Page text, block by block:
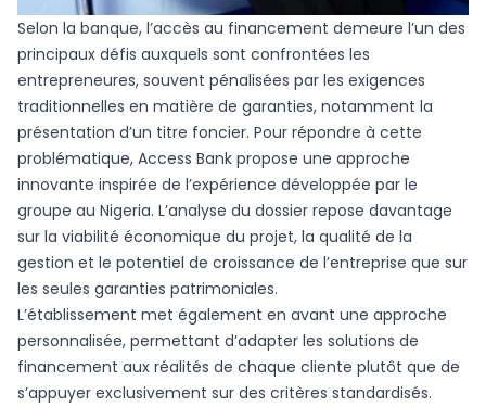
Selon la banque, l’accès au financement demeure l’un des
principaux défis auxquels sont confrontées les
entrepreneures, souvent pénalisées par les exigences
traditionnelles en matière de garanties, notamment la
présentation d’un titre foncier. Pour répondre à cette
problématique, Access Bank propose une approche
innovante inspirée de l’expérience développée par le
groupe au Nigeria. L’analyse du dossier repose davantage
sur la viabilité économique du projet, la qualité de la
gestion et le potentiel de croissance de l’entreprise que sur
les seules garanties patrimoniales.
L’établissement met également en avant une approche
personnalisée, permettant d’adapter les solutions de
financement aux réalités de chaque cliente plutôt que de
s’appuyer exclusivement sur des critères standardisés.